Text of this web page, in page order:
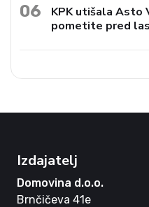
06
KPK utišala Asto
pometite pred
Izdajatelj
Domovina d.o.o.
Brnčičeva 41e